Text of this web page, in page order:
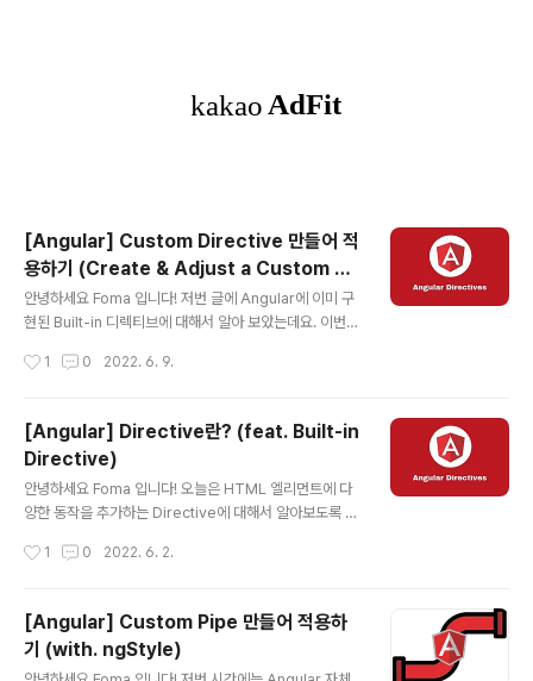
[Angular] Custom Directive 만들어 적
용하기 (Create & Adjust a Custom Dir
ective)
안녕하세요 Foma 입니다! 저번 글에 Angular에 이미 구
현된 Built-in 디렉티브에 대해서 알아 보았는데요. 이번
대해서 알아 보겠습니다. 바로 시작할게요~ Generate D
거기 떄문에 mouseControl으로 이름 지어주겠습니다.
ng g d 디렉티브이름 //or ng generate directive 디
렉티브이름 directive.ts 아래와 같이 Directive가 생성
될거에요. @Directive에 selector로 app + 디렉티브
ctiv..
1 0 2022. 6. 9.
[Angular] Directive란? (feat. Built-in
Directive)
안녕하세요 Foma 입니다! 오늘은 HTML 엘리먼트에 다
양한 동작을 추가하는 Directive에 대해서 알아보도록 하
의미를 보면 아래와 같이 '지시' 라는 뜻을 가지고 있습니
한 동작을 할 수 있도록 '지시' 하는 클래스 입니다. Directi
ve 종류 Directive는 3가지 종류가 있습니다. 1. Comp
1 0 2022. 6. 2.
[Angular] Custom Pipe 만들어 적용하
기 (with. ngStyle)